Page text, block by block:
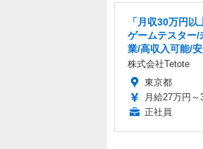
「月収30万円
ゲームテスター
業/高収入可能/
株式会社Tetote
東京都
月給27万円～
正社員